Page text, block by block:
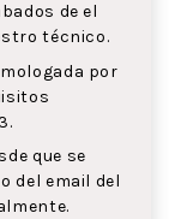
de el
técnico.
por
que se
del email del